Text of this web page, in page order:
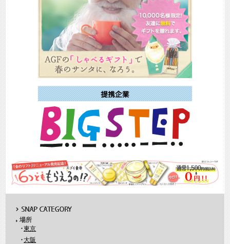
場所
東京
大阪